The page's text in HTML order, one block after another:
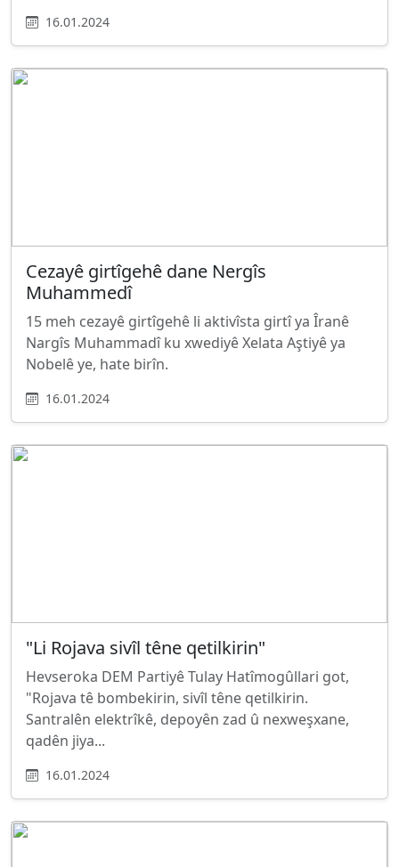
16.01.2024
Cezayê girtîgehê dane Nergîs
Muhammedî
15 meh cezayê girtîgehê li aktivîsta girtî ya Îranê
Nargîs Muhammadî ku xwediyê Xelata Aştiyê ya
Nobelê ye, hate birîn.
16.01.2024
"Li Rojava sivîl têne qetilkirin"
Hevseroka DEM Partiyê Tulay Hatîmogûllari got,
"Rojava tê bombekirin, sivîl têne qetilkirin.
Santralên elektrîkê, depoyên zad û nexweşxane,
qadên jiya...
16.01.2024